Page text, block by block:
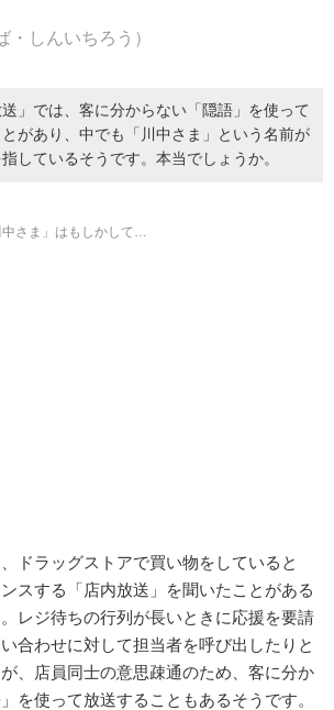
・しんいちろう）
」では、客に分からない「隠語」を使って
があり、中でも「川中さま」という名前が
しているそうです。本当でしょうか。
さま」はもしかして…
ドラッグストアで買い物をしていると
スする「店内放送」を聞いたことがある
レジ待ちの行列が長いときに応援を要請
合わせに対して担当者を呼び出したりと
、店員同士の意思疎通のため、客に分か
を使って放送することもあるそうです。